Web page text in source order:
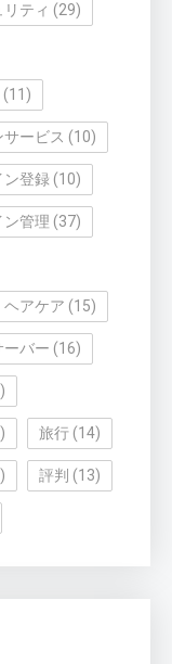
ティ (29)
(11)
サービス (10)
ン登録 (10)
ン管理 (37)
ヘアケア (15)
ーバー (16)
旅行(14)
評判 (13)